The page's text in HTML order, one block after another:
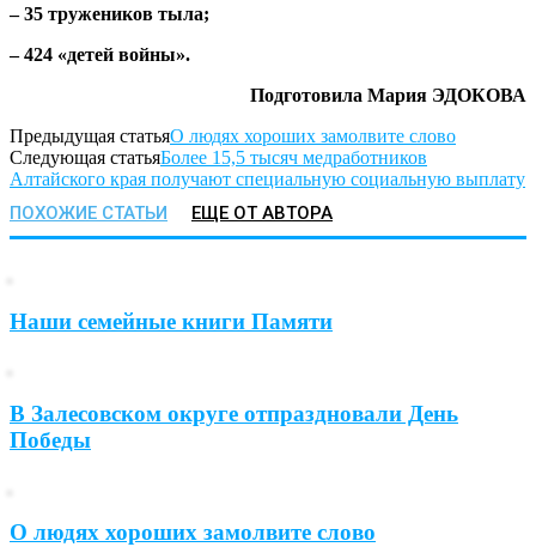
– 35 тружеников тыла;
– 424 «детей войны».
Подготовила Мария ЭДОКОВА
Предыдущая статьяО людях хороших замолвите слово
Следующая статьяБолее 15,5 тысяч медработников
Алтайского края получают специальную социальную выплату
ПОХОЖИЕ СТАТЬИ ЕЩЕ ОТ АВТОРА
Наши семейные книги Памяти
В Залесовском округе отпраздновали День
Победы
О людях хороших замолвите слово